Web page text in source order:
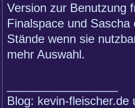
Version zur Benutzung
Finalspace und
Stände wenn sie
mehr Auswahl.
Blog: kevin-fleischer.de